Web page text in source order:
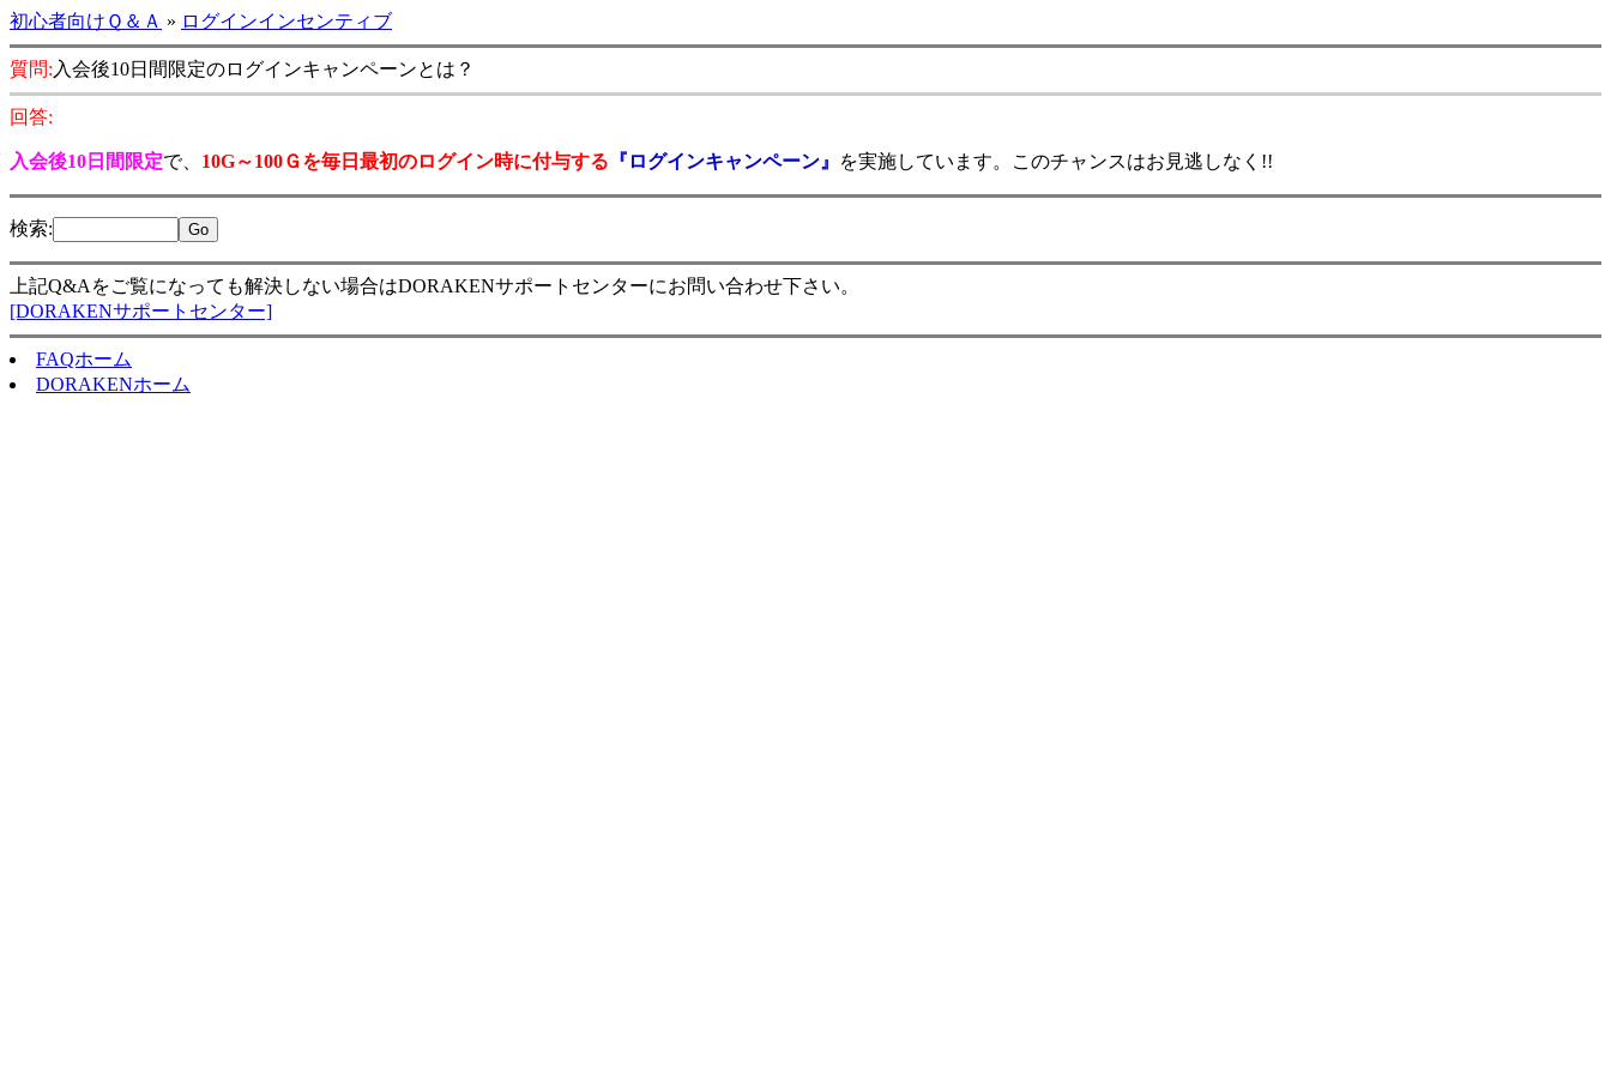
初心者向けＱ＆Ａ » ログインインセンティブ
質問: 入会後10日間限定のログインキャンペーンとは？
回答:
入会後10日間限定で、 10G～100Ｇを毎日最初のログイン時に付与する 『ログインキャンペーン』 を実施しています。このチャンスはお見逃しなく!!
検索:
上記Q&Aをご覧になっても解決しない場合はDORAKENサポートセンターにお問い合わせ下さい。
[DORAKENサポートセンター]
FAQホーム
DORAKENホーム